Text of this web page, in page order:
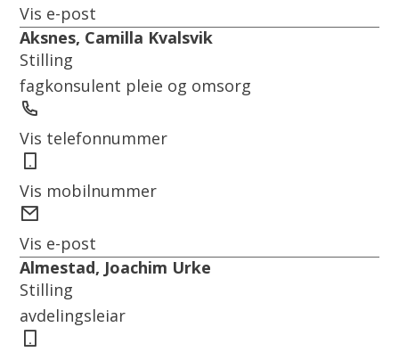
post
Vis e-post
Aksnes, Camilla Kvalsvik
Stilling
fagkonsulent pleie og omsorg
Vis telefonnummer
Vis mobilnummer
post
Vis e-post
Almestad, Joachim Urke
Stilling
avdelingsleiar